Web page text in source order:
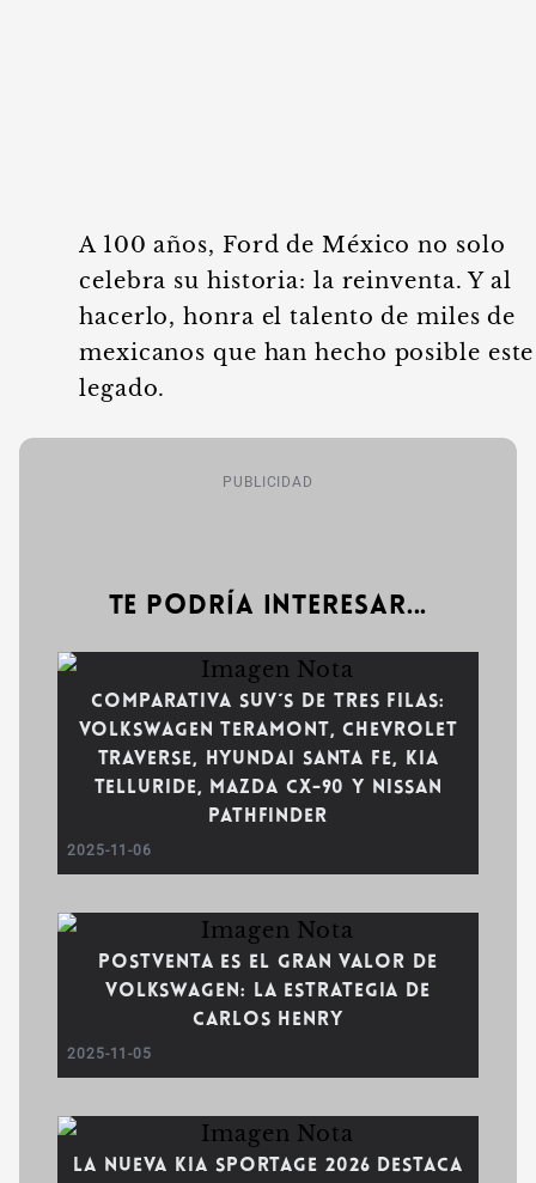
A 100 años, Ford de México no solo
celebra su historia: la reinventa. Y al
hacerlo, honra el talento de miles de
mexicanos que han hecho posible este
legado.
PUBLICIDAD
Te podría interesar...
Comparativa SUV´s de tres filas:
Volkswagen Teramont, Chevrolet
Traverse, Hyundai Santa Fe, Kia
Telluride, Mazda CX-90 y Nissan
Pathfinder
2025-11-06
Postventa es el gran valor de
Volkswagen: la estrategia de
Carlos Henry
2025-11-05
La nueva Kia Sportage 2026 destaca